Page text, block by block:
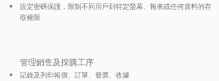
設定密碼保護，限制不同用戶到特定螢幕、報表或任何資料的存
取權限
管理銷售及採購工序
記錄及列印報價、訂單、發票、收據